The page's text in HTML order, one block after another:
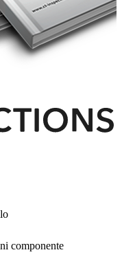
componente